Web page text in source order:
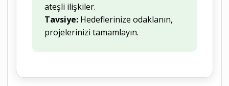
ateşli ilişkiler.
Tavsiye: Hedeflerinize odaklanın,
projelerinizi tamamlayın.